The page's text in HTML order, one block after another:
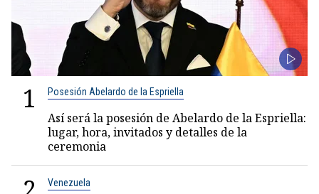
1 Posesión Abelardo de la Espriella
Así será la posesión de Abelardo de la Espriella:
lugar, hora, invitados y detalles de la
ceremonia
Venezuela